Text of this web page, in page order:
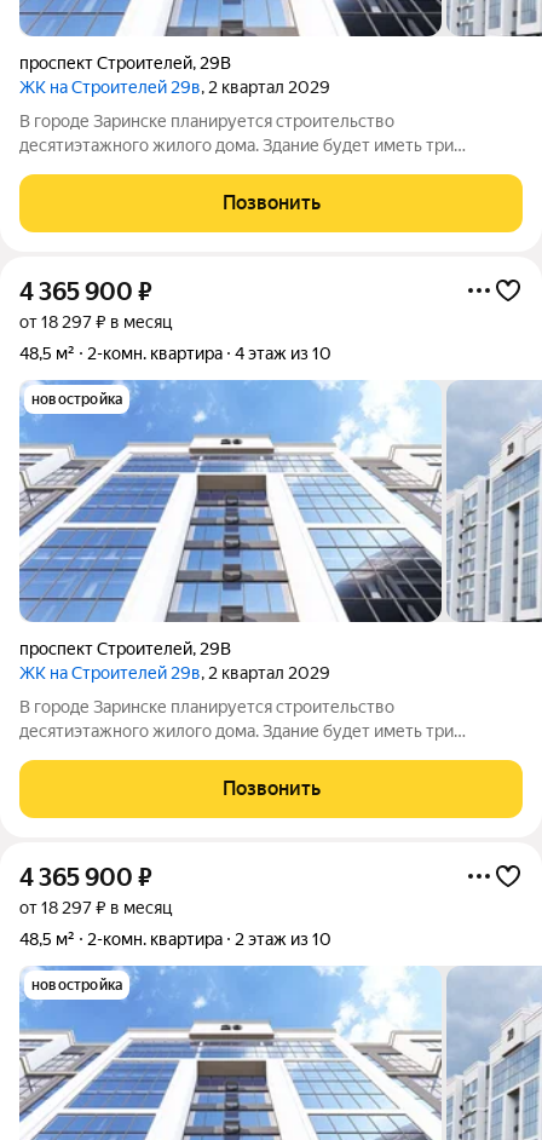
проспект Строителей, 29В
ЖК на Строителей 29в, 2 квартал 2029
В городе Заринске планируется строительство
десятиэтажного жилого дома. Здание будет иметь три
назначения на первом этаже. Входы в подъезды расположат
Позвонить
4 365 900 ₽
от 18 297 ₽ в месяц
48,5 м²
2-комн. квартира 4 этаж из 10
новостройка
проспект Строителей, 29В
ЖК на Строителей 29в, 2 квартал 2029
В городе Заринске планируется строительство
десятиэтажного жилого дома. Здание будет иметь три
назначения на первом этаже. Входы в подъезды расположатся
Позвонить
4 365 900 ₽
от 18 297 ₽ в месяц
48,5 м²
2-комн. квартира 2 этаж из 10
новостройка